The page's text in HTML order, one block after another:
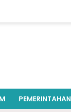
PEMERINTAHAN